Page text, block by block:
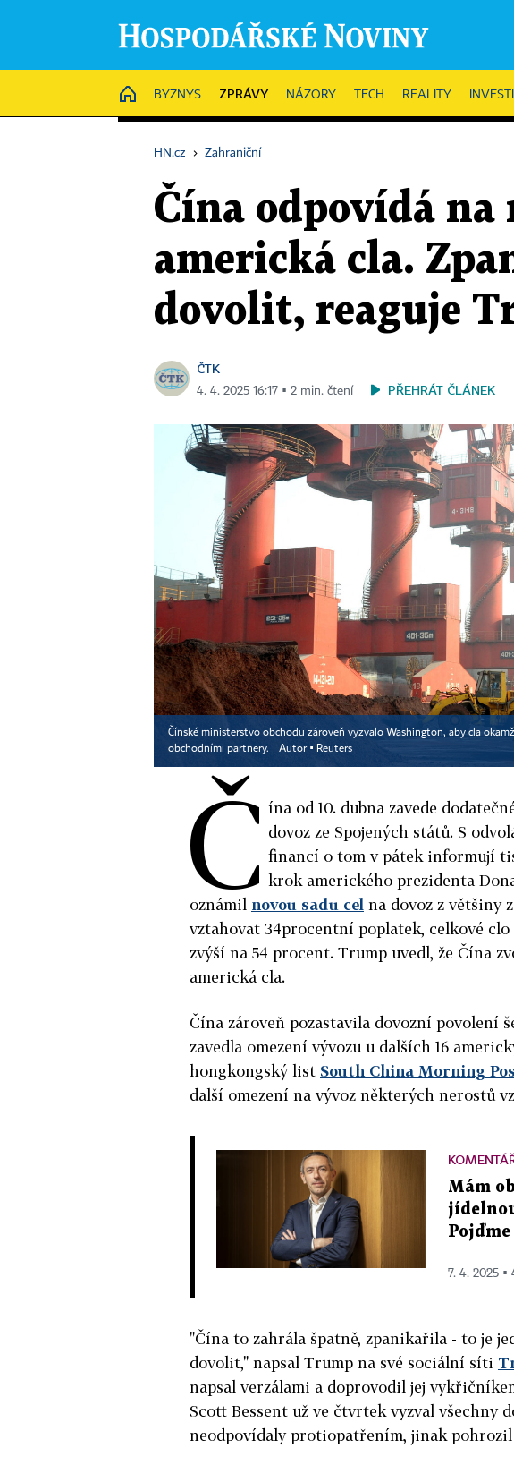
HOME
BYZNYS ZPRÁVY NÁZORY TECH REALITY
HN.cz › Zahraniční
Čína odpovídá
americká cla.
dovolit, reaguje
ČTK
4. 4. 2025 16:17 ▪ 2 min. čtení PŘEHRÁT ČLÁNEK
Čínské ministerstvo obchodu zároveň vyzvalo Washington, aby cla
obchodními partnery.
Autor ▪ Reuters
Č ína od 10. dubna zavede
dovoz ze Spojených států. S
financí o tom v pátek informují
krok amerického prezidenta
oznámil novou sadu cel na dovoz z většiny
vztahovat 34procentní poplatek, celkové clo
zvýší na 54 procent. Trump uvedl, že Čína
americká cla.
Čína zároveň pozastavila dovozní povolení
zavedla omezení vývozu u dalších 16
hongkongský list South China Morning
další omezení na vývoz některých nerostů
Mám
Pojďme
7. 4. 2025 ▪
"Čína to zahrála špatně, zpanikařila - to je
dovolit," napsal Trump na své sociální síti
napsal verzálami a doprovodil jej
Scott Bessent už ve čtvrtek vyzval všechny
neodpovídaly protiopatřením, jinak